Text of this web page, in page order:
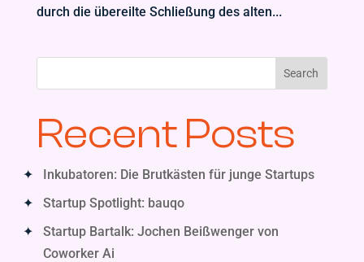
durch die übereilte Schließung des alten...
Search
Recent Posts
Inkubatoren: Die Brutkästen für junge Startups
Startup Spotlight: bauqo
Startup Bartalk: Jochen Beißwenger von
Coworker Ai